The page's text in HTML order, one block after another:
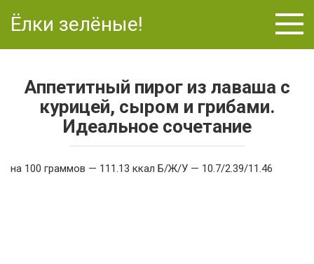
Ёлки зелёные!
Аппетитный пирог из лаваша с
курицей, сыром и грибами.
Идеальное сочетание
на 100 граммов — 111.13 ккал Б/Ж/У — 10.7/2.39/11.46